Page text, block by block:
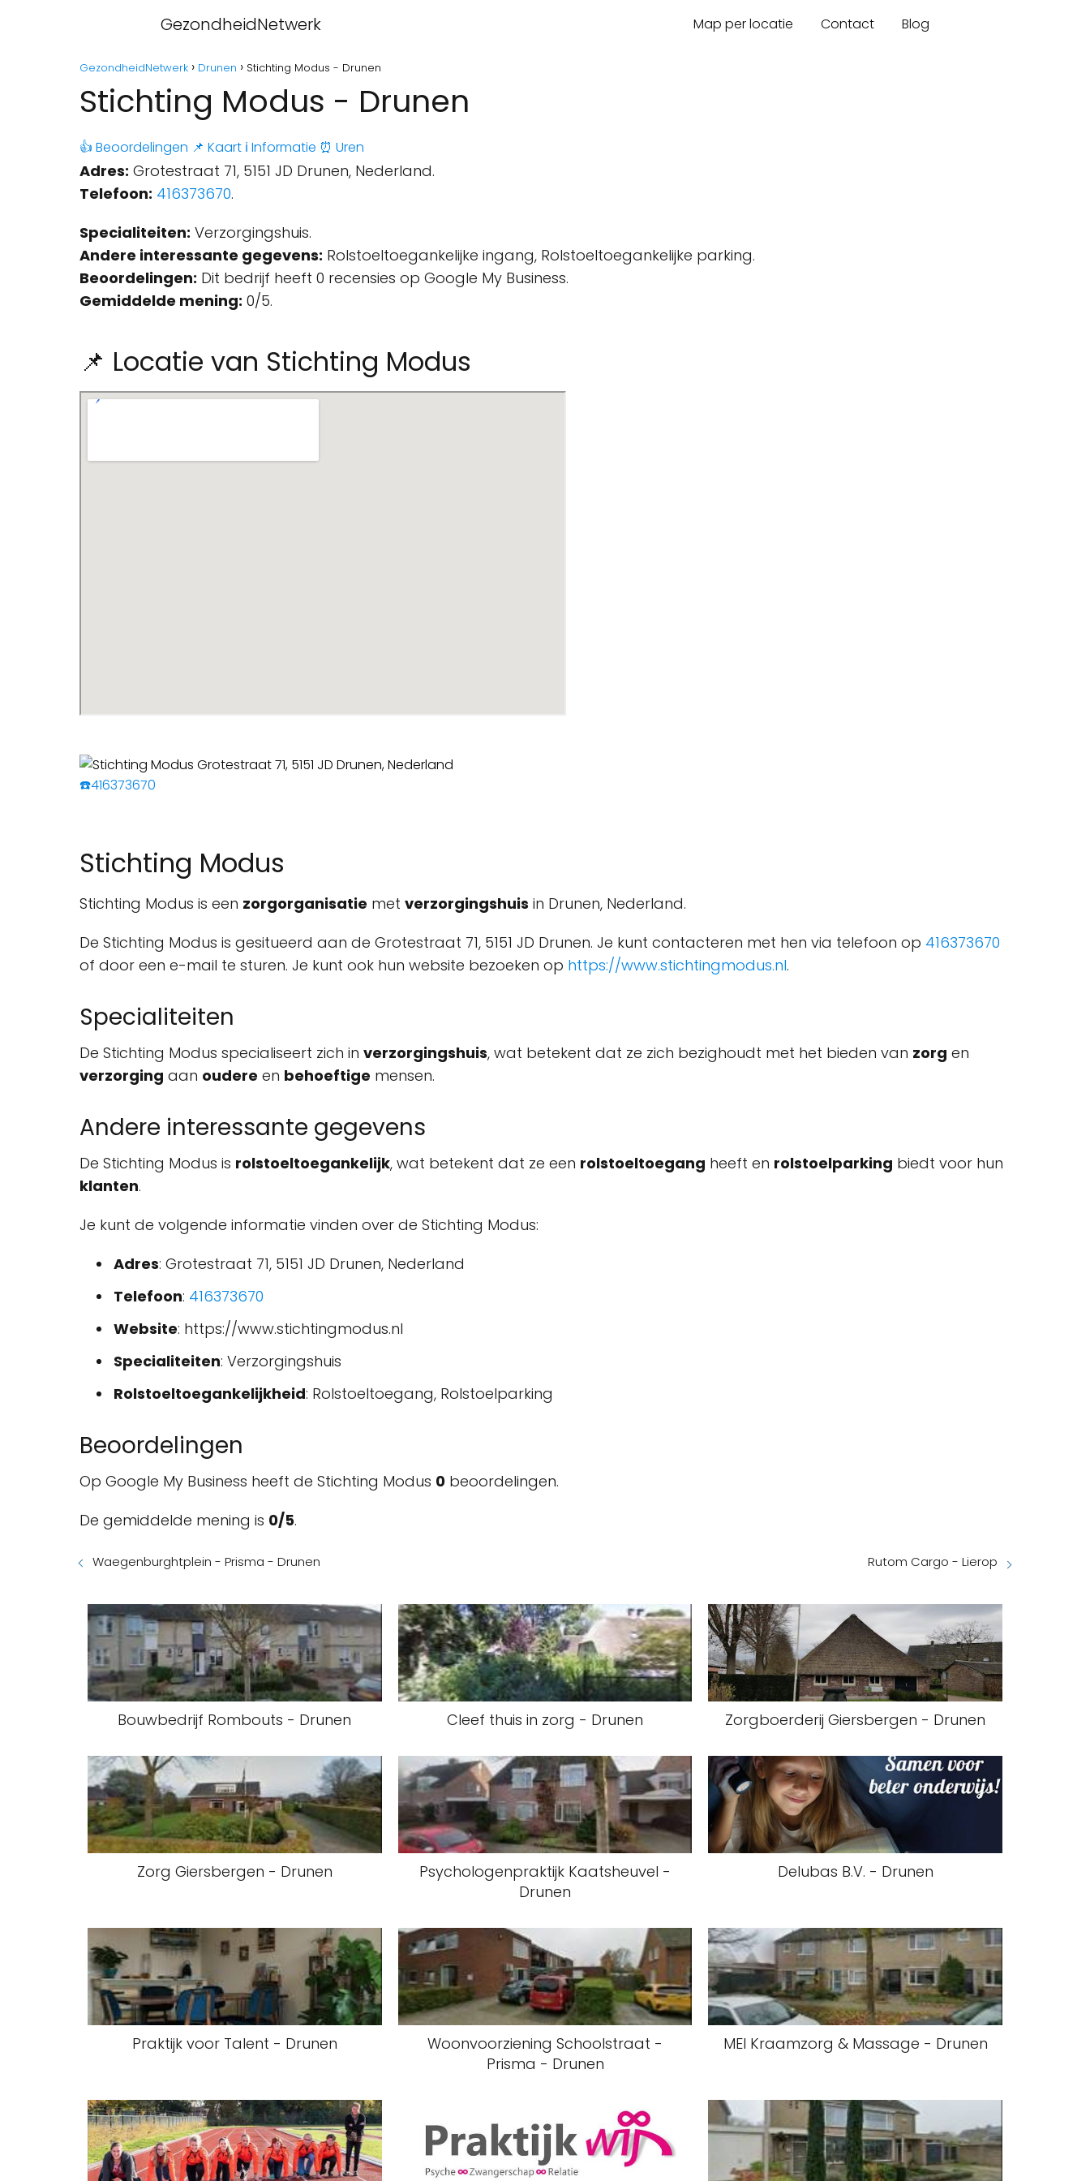
GezondheidNetwerk Map per locatie Contact Blog
GezondheidNetwerk Drunen Stichting Modus - Drunen
Stichting Modus - Drunen
👍 Beoordelingen 📌 Kaart ℹ️ Informatie ⏰ Uren
Adres: Grotestraat 71, 5151 JD Drunen, Nederland.
Telefoon: 416373670.
Specialiteiten: Verzorgingshuis.
Andere interessante gegevens: Rolstoeltoegankelijke ingang, Rolstoeltoegankelijke parking.
Beoordelingen: Dit bedrijf heeft 0 recensies op Google My Business.
Gemiddelde mening: 0/5.
📌 Locatie van Stichting Modus
☎️416373670
Stichting Modus
Stichting Modus is een zorgorganisatie met verzorgingshuis in Drunen, Nederland.
De Stichting Modus is gesitueerd aan de Grotestraat 71, 5151 JD Drunen. Je kunt contacteren met hen via telefoon op 416373670
of door een e-mail te sturen. Je kunt ook hun website bezoeken op https://www.stichtingmodus.nl.
Specialiteiten
De Stichting Modus specialiseert zich in verzorgingshuis, wat betekent dat ze zich bezighoudt met het bieden van zorg en
verzorging aan oudere en behoeftige mensen.
Andere interessante gegevens
De Stichting Modus is rolstoeltoegankelijk, wat betekent dat ze een rolstoeltoegang heeft en rolstoelparking biedt voor hun
klanten.
Je kunt de volgende informatie vinden over de Stichting Modus:
Adres: Grotestraat 71, 5151 JD Drunen, Nederland
Telefoon: 416373670
Website: https://www.stichtingmodus.nl
Specialiteiten: Verzorgingshuis
Rolstoeltoegankelijkheid: Rolstoeltoegang, Rolstoelparking
Beoordelingen
Op Google My Business heeft de Stichting Modus 0 beoordelingen.
De gemiddelde mening is 0/5.
Waegenburghtplein - Prisma - Drunen Rutom Cargo - Lierop
Bouwbedrijf Rombouts - Drunen Cleef thuis in zorg - Drunen Zorgboerderij Giersbergen - Drunen
Zorg Giersbergen - Drunen
Psychologenpraktijk Kaatsheuvel -
Drunen
Delubas B.V. - Drunen
Praktijk voor Talent - Drunen
Woonvoorziening Schoolstraat -
Prisma - Drunen
MEI Kraamzorg & Massage - Drunen